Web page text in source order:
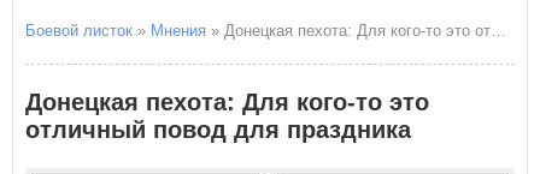
Боевой листок » Мнения » Донецкая пехота: Для кого-то это отличный повод для праздника
Донецкая пехота: Для кого-то это
отличный повод для праздника